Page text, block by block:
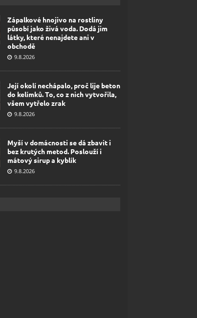
Zápalkové hnojivo na rostliny
působí jako živá voda. Dodá jim
látky, které nenajdete ani v
obchodě
9.8.2026
Její okolí nechápalo, proč lije beton
do kelímků. To, co z nich vytvořila,
všem vytřelo zrak
9.8.2026
Myší v domácnosti se dá zbavit i
bez krutých metod. Poslouží i
mátový sirup a kyblík
9.8.2026